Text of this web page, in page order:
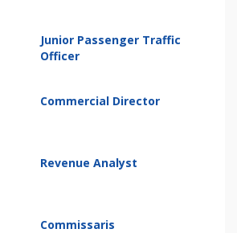
Junior Passenger Traffic
Officer
Commercial Director
Revenue Analyst
Commissaris